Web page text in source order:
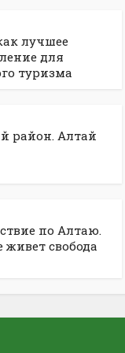
лучшее
для
туризма
район. Алтай
по Алтаю.
живет свобода